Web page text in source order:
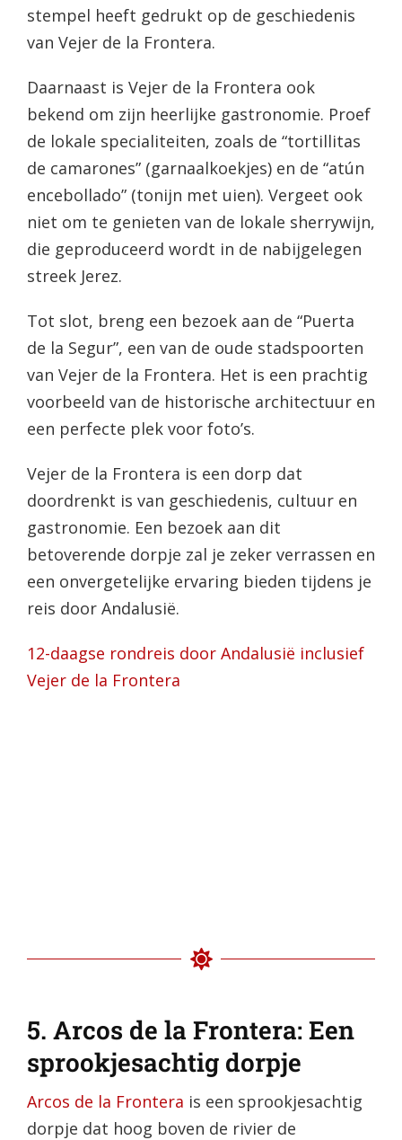
stempel heeft gedrukt op de geschiedenis
van Vejer de la Frontera.
Daarnaast is Vejer de la Frontera ook
bekend om zijn heerlijke gastronomie. Proef
de lokale specialiteiten, zoals de “tortillitas
de camarones” (garnaalkoekjes) en de “atún
encebollado” (tonijn met uien). Vergeet ook
niet om te genieten van de lokale sherrywijn,
die geproduceerd wordt in de nabijgelegen
streek Jerez.
Tot slot, breng een bezoek aan de “Puerta
de la Segur”, een van de oude stadspoorten
van Vejer de la Frontera. Het is een prachtig
voorbeeld van de historische architectuur en
een perfecte plek voor foto’s.
Vejer de la Frontera is een dorp dat
doordrenkt is van geschiedenis, cultuur en
gastronomie. Een bezoek aan dit
betoverende dorpje zal je zeker verrassen en
een onvergetelijke ervaring bieden tijdens je
reis door Andalusië.
12-daagse rondreis door Andalusië inclusief
Vejer de la Frontera
5. Arcos de la Frontera: Een
sprookjesachtig dorpje
Arcos de la Frontera is een sprookjesachtig
dorpje dat hoog boven de rivier de